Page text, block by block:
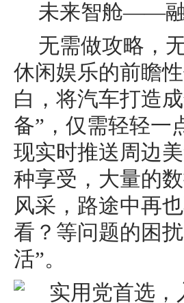
未来智舱——融
无需做攻略，
休闲娱乐的前瞻
白，将汽车打造
备”，仅需轻轻一
现实时推送周边
种享受，大量的
风采，路途中再
看？等问题的困
活”。